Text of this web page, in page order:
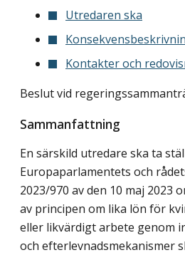
Utredaren ska
Kontakter och
Beslut vid
Sammanfattning
En särskild utredare ska ta
Europaparlamentets och
2023/970 av den 10 maj 2023
av principen om lika lön för
eller likvärdigt arbete genom
och efterlevnadsmekanismer